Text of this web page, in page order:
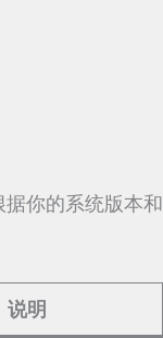
你的系统版本和
说明